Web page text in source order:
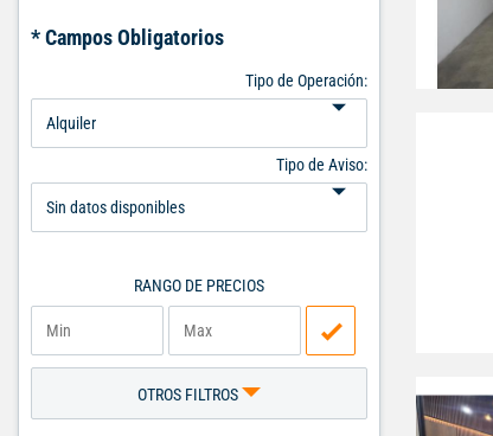
* Campos Obligatorios
Tipo de Operación:
Tipo de Aviso:
RANGO DE PRECIOS
OTROS FILTROS